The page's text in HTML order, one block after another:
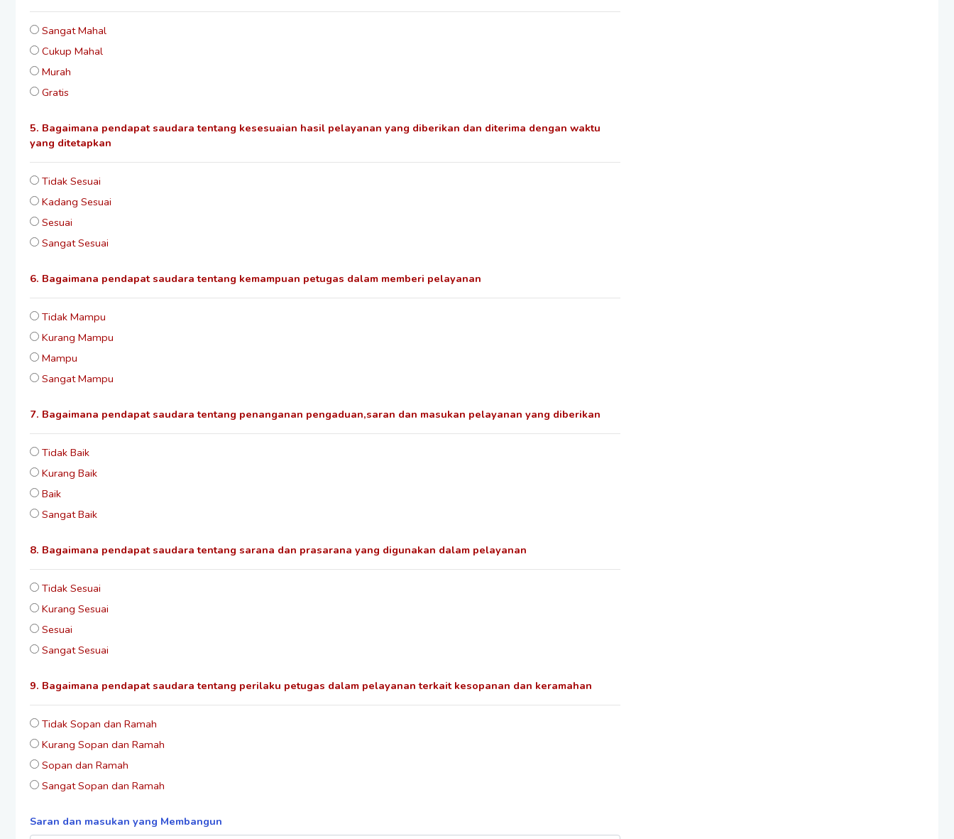
Sangat Mahal
Cukup Mahal
Murah
Gratis
5. Bagaimana pendapat saudara tentang kesesuaian hasil pelayanan yang diberikan dan diterima dengan waktu
yang ditetapkan
Tidak Sesuai
Kadang Sesuai
Sesuai
Sangat Sesuai
6. Bagaimana pendapat saudara tentang kemampuan petugas dalam memberi pelayanan
Tidak Mampu
Kurang Mampu
Mampu
Sangat Mampu
7. Bagaimana pendapat saudara tentang penanganan pengaduan,saran dan masukan pelayanan yang diberikan
Tidak Baik
Kurang Baik
Baik
Sangat Baik
8. Bagaimana pendapat saudara tentang sarana dan prasarana yang digunakan dalam pelayanan
Tidak Sesuai
Kurang Sesuai
Sesuai
Sangat Sesuai
9. Bagaimana pendapat saudara tentang perilaku petugas dalam pelayanan terkait kesopanan dan keramahan
Tidak Sopan dan Ramah
Kurang Sopan dan Ramah
Sopan dan Ramah
Sangat Sopan dan Ramah
Saran dan masukan yang Membangun